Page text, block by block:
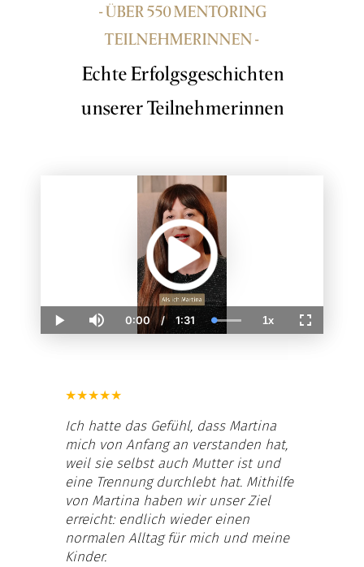
- ÜBER 550 MENTORING
TEILNEHMERINNEN -
Echte Erfolgsgeschichten
unserer Teilnehmerinnen
Play Mute
Current
Time
0:00 / Duration
1:31 Loaded:
100.00%
1xPlayback
Rate
Fullscreen
★★★★★
Ich hatte das Gefühl, dass Martina
mich von Anfang an verstanden hat,
weil sie selbst auch Mutter ist und
eine Trennung durchlebt hat. Mithilfe
von Martina haben wir unser Ziel
erreicht: endlich wieder einen
normalen Alltag für mich und meine
Kinder.